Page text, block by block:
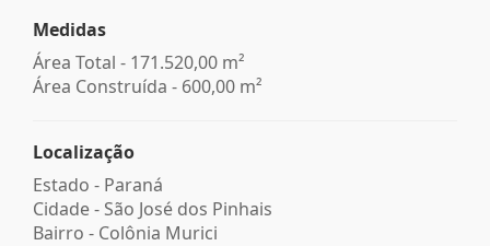
Medidas
Área Total - 171.520,00 m²
Área Construída - 600,00 m²
Localização
Estado - Paraná
Cidade - São José dos Pinhais
Bairro - Colônia Murici